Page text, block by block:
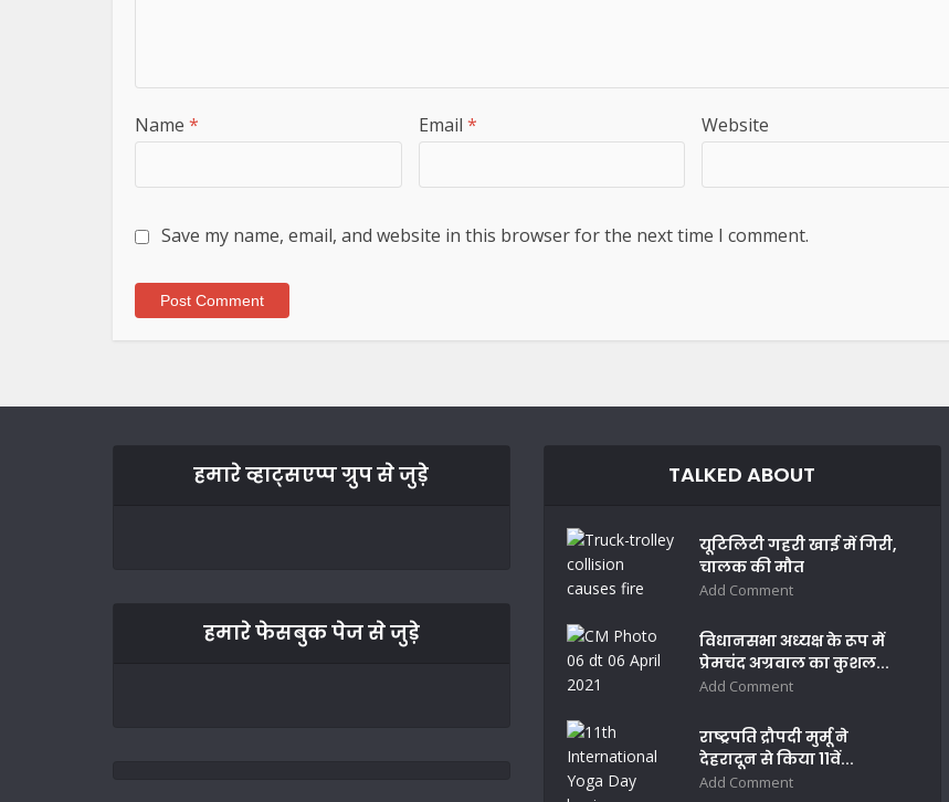
Name * Email * Website
Save my name, email, and website in this browser for the next time I comment.
हमारे व्हाट्सएप्प ग्रुप से जुड़े
हमारे फेसबुक पेज से जुड़े
TALKED ABOUT
यूटिलिटी गहरी खाई में गिरी,
चालक की मौत
Add Comment
विधानसभा अध्यक्ष के रूप में
प्रेमचंद अग्रवाल का कुशल...
Add Comment
राष्ट्रपति द्रौपदी मुर्मू ने
देहरादून से किया 11वें...
Add Comment